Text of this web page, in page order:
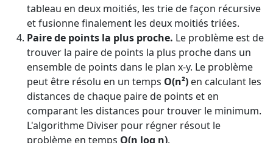
tableau en deux moitiés, les trie de façon récursive
et fusionne finalement les deux moitiés triées.
Paire de points la plus proche. Le problème est de
trouver la paire de points la plus proche dans un
ensemble de points dans le plan x-y. Le problème
peut être résolu en un temps O(n²) en calculant les
distances de chaque paire de points et en
comparant les distances pour trouver le minimum.
L'algorithme Diviser pour régner résout le
problème en temps O(n log n).